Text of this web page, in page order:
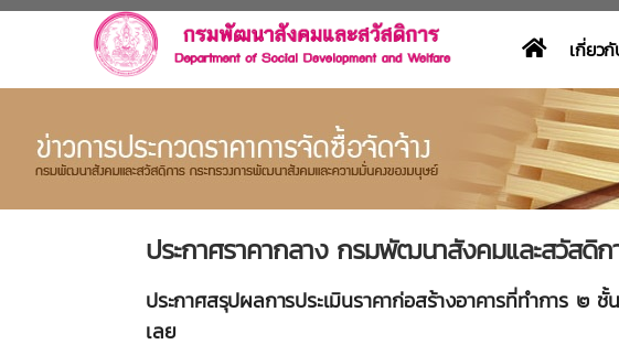
เกี่ยว
ประกาศราคากลาง กรมพัฒนาสังคมและสวัสดิก
ประกาศสรุปผลการประเมินราคาก่อสร้างอาคารที่ทำการ
เลย